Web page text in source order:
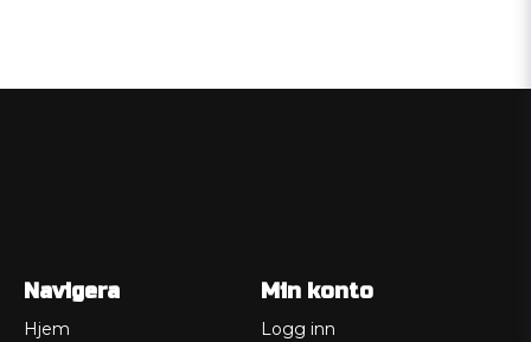
Navigera
Hjem
Min konto
Logg inn